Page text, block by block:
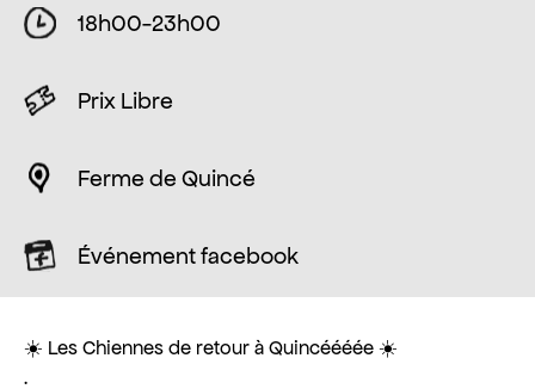
18h00-23h00
Prix Libre
Ferme de Quincé
Événement facebook
☀️ Les Chiennes de retour à Quincéééée ☀️
.